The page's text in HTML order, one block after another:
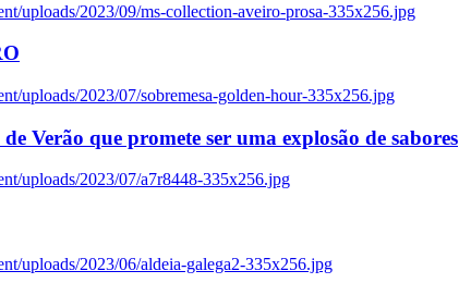
uploads/2023/09/ms-collection-aveiro-prosa-335x256.jpg
uploads/2023/07/sobremesa-golden-hour-335x256.jpg
Verão que promete ser uma explosão de sabores
uploads/2023/07/a7r8448-335x256.jpg
uploads/2023/06/aldeia-galega2-335x256.jpg